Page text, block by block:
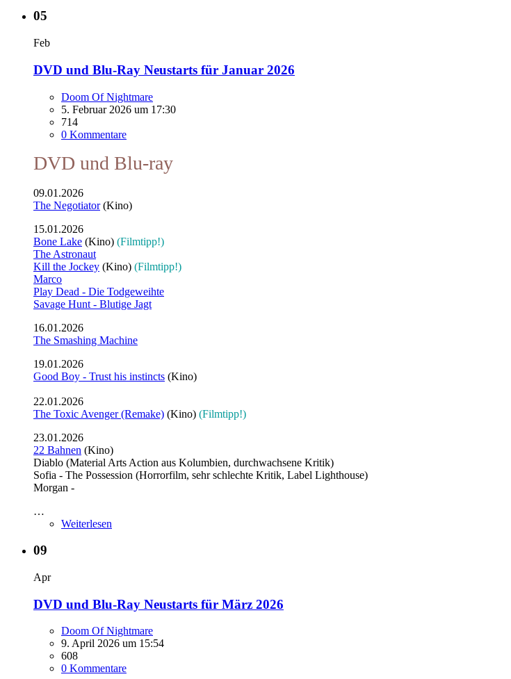
05
Feb
DVD und Blu-Ray Neustarts für Januar 2026
Doom Of Nightmare
5. Februar 2026 um 17:30
714
0 Kommentare
DVD und Blu-ray
09.01.2026
The Negotiator(Kino)
15.01.2026
Bone Lake (Kino) (Filmtipp!)
The Astronaut
Kill the Jockey (Kino) (Filmtipp!)
Marco
Play Dead - Die Todgeweihte
Savage Hunt - Blutige Jagt
16.01.2026
The Smashing Machine
19.01.2026
Good Boy - Trust his instincts (Kino)
22.01.2026
The Toxic Avenger (Remake) (Kino) (Filmtipp!)
23.01.2026
22 Bahnen (Kino)
Diablo (Material Arts Action aus Kolumbien, durchwachsene Kritik)
Sofia - The Possession (Horrorfilm, sehr schlechte Kritik, Label Lighthouse)
Morgan -
…
Weiterlesen
09
Apr
DVD und Blu-Ray Neustarts für März 2026
Doom Of Nightmare
9. April 2026 um 15:54
608
0 Kommentare